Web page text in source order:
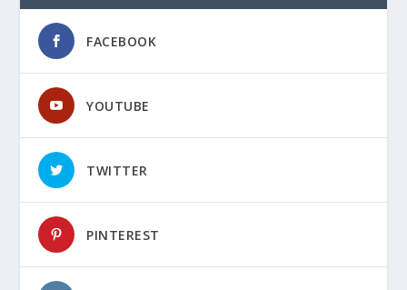
FACEBOOK
YOUTUBE
TWITTER
PINTEREST